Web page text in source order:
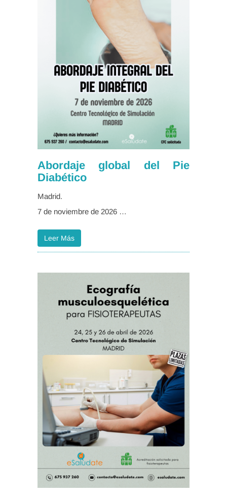
Abordaje global del Pie
Diabético
Madrid.
7 de noviembre de 2026 …
Leer Más